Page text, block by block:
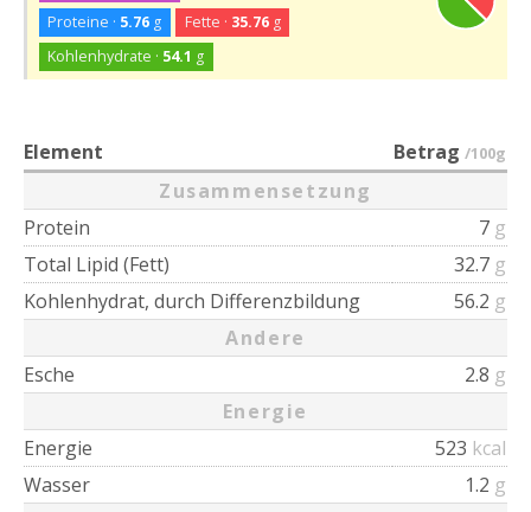
Proteine · 5.76 g Fette · 35.76g
Kohlenhydrate · 54.1 g
Element Betrag /100g
Zusammensetzung
Protein
7 g
Total Lipid (Fett)
32.7 g
Kohlenhydrat, durch Differenzbildung
56.2 g
Andere
Esche
2.8 g
Energie
Energie
523 kcal
Wasser
1.2 g